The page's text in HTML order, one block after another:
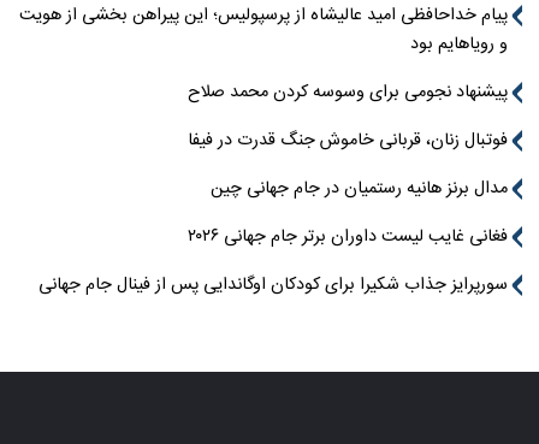
پیام خداحافظی امید عالیشاه از پرسپولیس؛ این پیراهن بخشی از هویت
و رویاهایم بود
پیشنهاد نجومی برای وسوسه کردن محمد صلاح
فوتبال زنان، قربانی خاموش جنگ قدرت در فیفا
مدال برنز هانیه رستمیان در جام جهانی چین
فغانی غایب لیست داوران برتر جام جهانی ۲۰۲۶
سورپرایز جذاب شکیرا برای کودکان اوگاندایی پس از فینال جام جهانی